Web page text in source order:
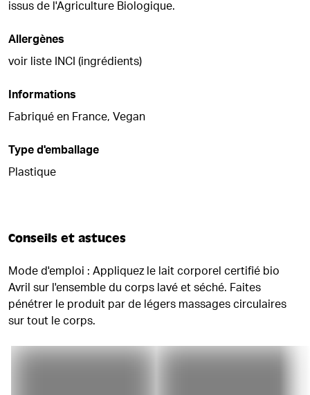
issus de l'Agriculture Biologique.
Allergènes
voir liste INCI (ingrédients)
Informations
Fabriqué en France, Vegan
Type d'emballage
Plastique
Conseils et astuces
Mode d'emploi : Appliquez le lait corporel certifié bio
Avril sur l'ensemble du corps lavé et séché. Faites
pénétrer le produit par de légers massages circulaires
sur tout le corps.